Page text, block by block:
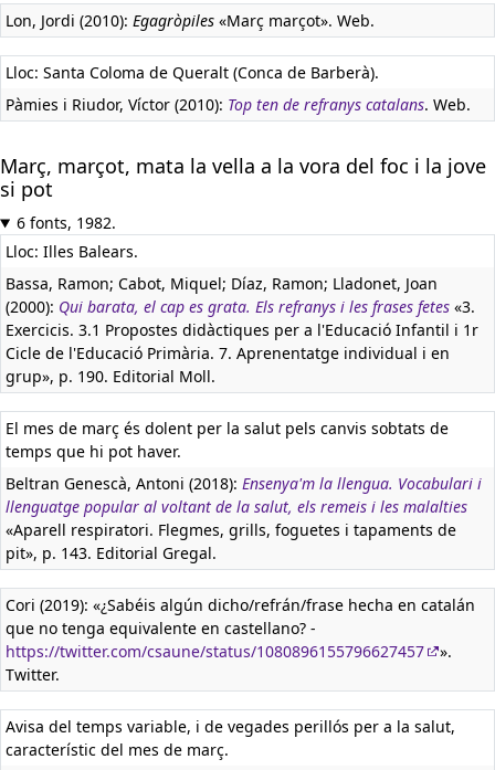
Lon, Jordi (2010): Egagròpiles «Març marçot». Web.
Lloc: Santa Coloma de Queralt (Conca de Barberà).
Pàmies i Riudor, Víctor (2010): Top ten de refranys catalans. Web.
Març, marçot, mata la vella a la vora del foc i la jove
si pot
6 fonts, 1982.
Lloc: Illes Balears.
Bassa, Ramon; Cabot, Miquel; Díaz, Ramon; Lladonet, Joan
(2000): Qui barata, el cap es grata. Els refranys i les frases fetes «3.
Exercicis. 3.1 Propostes didàctiques per a l'Educació Infantil i 1r
Cicle de l'Educació Primària. 7. Aprenentatge individual i en
grup», p. 190. Editorial Moll.
El mes de març és dolent per la salut pels canvis sobtats de
temps que hi pot haver.
Beltran Genescà, Antoni (2018): Ensenya'm la llengua. Vocabulari i
llenguatge popular al voltant de la salut, els remeis i les malalties
«Aparell respiratori. Flegmes, grills, foguetes i tapaments de
pit», p. 143. Editorial Gregal.
Cori (2019): «¿Sabéis algún dicho/refrán/frase hecha en catalán
que no tenga equivalente en castellano? -
https://twitter.com/csaune/status/1080896155796627457
».
Twitter.
Avisa del temps variable, i de vegades perillós per a la salut,
característic del mes de març.